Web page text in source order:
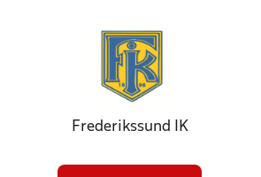
Frederikssund IK